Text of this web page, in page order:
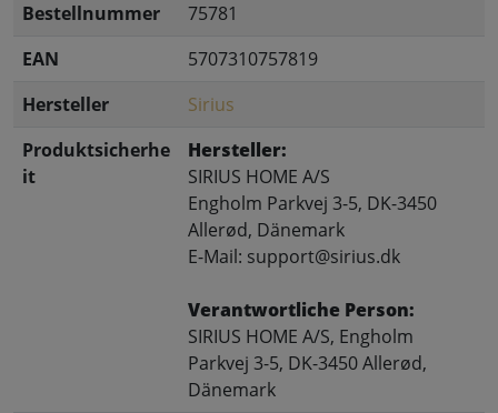
Bestellnummer
75781
EAN
5707310757819
Hersteller
Sirius
Produktsicherhe
it
Hersteller:
SIRIUS HOME A/S
Engholm Parkvej 3-5, DK-3450
Allerød, Dänemark
E-Mail: support@sirius.dk
Verantwortliche Person:
SIRIUS HOME A/S, Engholm
Parkvej 3-5, DK-3450 Allerød,
Dänemark